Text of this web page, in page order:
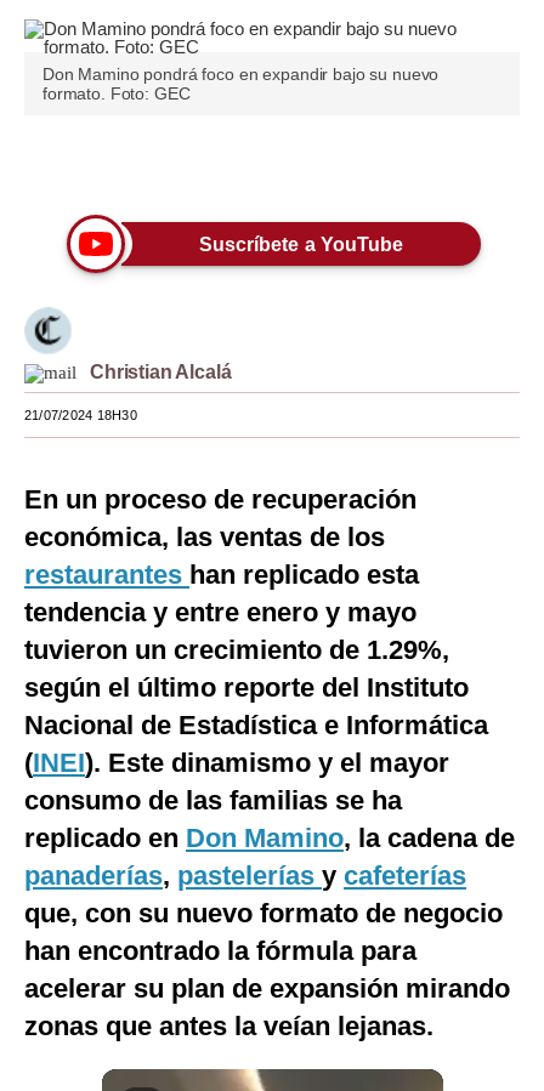
Pregunta de hoy
Blogs
Viajes
Moda
Estilos
Mundo
EEUU
Internacional
Tecnología
Mix
G de Gestión
Notas Contratadas
Gestión TV
Videos
Don Mamino pondrá foco en expandir bajo su nuevo
formato. Foto: GEC
Suscríbete a YouTube
Christian Alcalá
21/07/2024 18H30
En un proceso de recuperación
económica, las ventas de los
restaurantes han replicado esta
tendencia y entre enero y mayo
tuvieron un crecimiento de 1.29%,
según el último reporte del Instituto
Nacional de Estadística e Informática
(INEI). Este dinamismo y el mayor
consumo de las familias se ha
replicado en Don Mamino, la cadena de
panaderías, pastelerías y cafeterías
que, con su nuevo formato de negocio
han encontrado la fórmula para
acelerar su plan de expansión mirando
zonas que antes la veían lejanas.